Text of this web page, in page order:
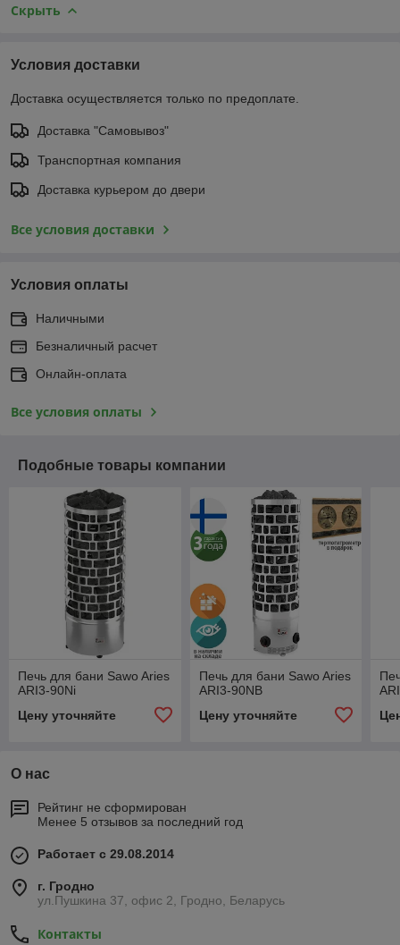
Скрыть
Условия доставки
Доставка осуществляется только по предоплате.
Доставка "Самовывоз"
Транспортная компания
Доставка курьером до двери
Все условия доставки
Условия оплаты
Наличными
Безналичный расчет
Онлайн-оплата
Все условия оплаты
Подобные товары компании
Печь для бани Sawo Aries
ARI3-90Ni
Цену уточняйте
Печь для бани Sawo Aries
ARI3-90NB
Цену уточняйте
О нас
Рейтинг не сформирован
Менее 5 отзывов за последний год
Работает с 29.08.2014
г. Гродно
ул.Пушкина 37, офис 2, Гродно, Беларусь
Контакты